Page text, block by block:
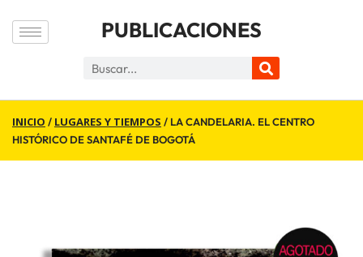
PUBLICACIONES
INICIO / LUGARES Y TIEMPOS / LA CANDELARIA. EL CENTRO
HISTÓRICO DE SANTAFÉ DE BOGOTÁ